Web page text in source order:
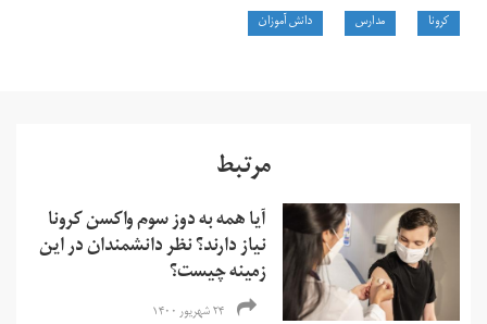
کرونا مدارس دانش آموزان
مرتبط
آیا همه به دوز سوم واکسن کرونا
نیاز دارند؟ نظر دانشمندان در این
زمینه چیست؟
۲۴ شهریور ۱۴۰۰